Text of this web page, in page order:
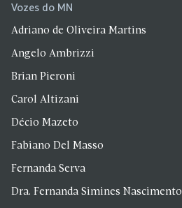
Vozes do MN
Adriano de Oliveira Martins
Angelo Ambrizzi
Brian Pieroni
Carol Altizani
Décio Mazeto
Fabiano Del Masso
Fernanda Serva
Dra. Fernanda Simines Nascimento